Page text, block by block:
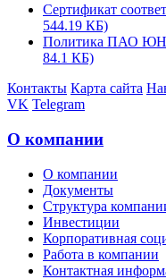
Сертификат
544.19 КБ)
Политика ПАО
84.1 КБ)
Контакты Карта сайта
VK Telegram
О компании
О компании
Документы
Структура
Инвестиции
Корпоративная
Работа в компании
Контактная